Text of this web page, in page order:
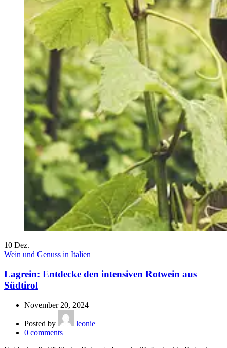
10 Dez.
Wein und Genuss in Italien
Lagrein: Entdecke den intensiven Rotwein aus
Südtirol
November 20, 2024
Posted by
leonie
0 comments